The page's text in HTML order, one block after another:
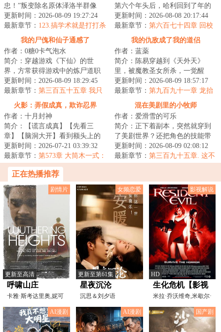
忠！”叛变除名原体泽洛半群像
文，主角非穿越者，诙谐风正剧
风穿插。完结万均...
更新时间：2026-08-09 19:27:24
最新章节： 123.搞学术就是打打杀
杀，请客吃饭
第六个年头后，哈利回到了年的
楼梯隔间，再次收到了霍格沃茨
的录取通知书。...
更新时间：2026-08-08 20:17:44
最新章节： 第六百七十四章 回校
我的尸傀和仙子通感了
作者：0糖0卡气泡水
简介：穿越游戏《下仙》的世
界，方常获得游戏中的炼尸道职
业系统。只需让尸傀与天资上
佳、且相同性别的修...
更新时间：2026-08-09 18:29:45
最新章节： 第三百五十五章 我只
是想和我的阿珍成婚！
我的仇敌成了我的道侣
作者：蓝薬
简介：陈易穿越到《天外天》
里，被魔教圣女所杀，一觉醒
来，又回到了十年前。于是，靠
着怨仇阴阳诀，陈易...
更新时间：2026-08-09 18:57:17
最新章节： 第九百九十一章 龙抬
头（今天更了一章番外）
火影：弄假成真，欺诈忍界
作者：十月封神
简介：【谎言成真】【先看三
章】【脑洞大开】看到额头上的
笼中鸟咒印，看到自己“弄假成
真”的金手指，日...
更新时间：2026-07-21 03:39:32
最新章节： 第573章 大筒木一式：
日向云川！你怎么敢？！！
混在美剧里的小牧师
作者：爱滑雪的可乐
简介：正下着副本，突然就穿到
了美剧世界？还把角色的技能带
来了？这下可好，攻击没几招，
治疗一大堆……...
更新时间：2026-08-09 02:08:12
最新章节： 第三百九十五章. 这不
正在热播推荐
剧情片
更新至高清
呼啸山庄
卡雅·斯考达里奥,妮可
拉·伯利,SteveEvets
女频恋爱
更新至第61集
星夜沉沦
沉思＆刘夕语
影视解说
HD
生化危机【影视
解说】
米拉·乔沃维奇,米歇尔·
罗德里格兹,科林·
AI漫剧
AI漫剧 国产剧